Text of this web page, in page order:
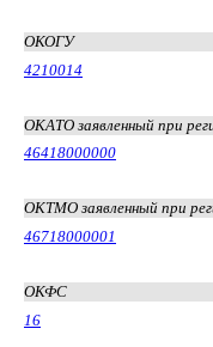
ОКОГУ
4210014
ОКАТО заявленный при
46418000000
ОКТМО заявленный при
46718000001
ОКФС
16